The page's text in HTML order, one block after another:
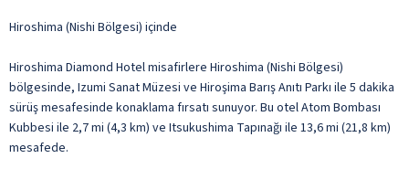
Hiroshima (Nishi Bölgesi) içinde
Hiroshima Diamond Hotel misafirlere Hiroshima (Nishi Bölgesi)
bölgesinde, Izumi Sanat Müzesi ve Hiroşima Barış Anıtı Parkı ile 5 dakika
sürüş mesafesinde konaklama fırsatı sunuyor. Bu otel Atom Bombası
Kubbesi ile 2,7 mi (4,3 km) ve Itsukushima Tapınağı ile 13,6 mi (21,8 km)
mesafede.